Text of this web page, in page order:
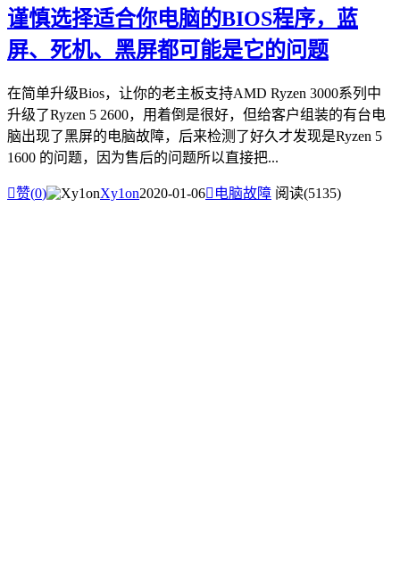
谨慎选择适合你电脑的BIOS程序，蓝
屏、死机、黑屏都可能是它的问题
在简单升级Bios，让你的老主板支持AMD Ryzen 3000系列中
升级了Ryzen 5 2600，用着倒是很好，但给客户组装的有台电
脑出现了黑屏的电脑故障，后来检测了好久才发现是Ryzen 5
1600 的问题，因为售后的问题所以直接把...
赞(0) Xy1on2020-01-06 电脑故障 阅读(5135)